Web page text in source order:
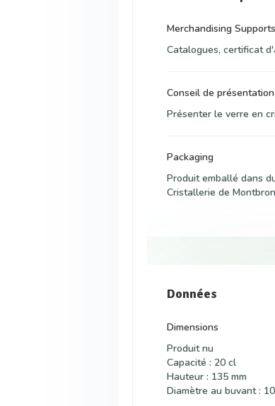
Merchandising
Catalogues, certificat
Conseil de présentation
Présenter le verre en
Packaging
Produit emballé dans
Cristallerie de
Données
Dimensions
Produit nu
Capacité : 20 cl
Hauteur : 135 mm
Diamètre au buvant :